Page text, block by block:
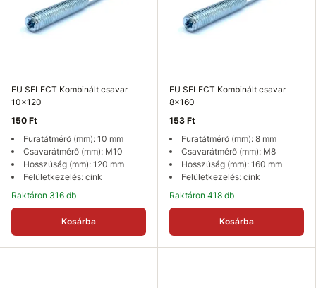
EU SELECT Kombinált csavar
10x120
150 Ft
Furatátmérő (mm): 10 mm
Csavarátmérő (mm): M10
Hosszúság (mm): 120 mm
Felületkezelés: cink
Raktáron 316 db
Kosárba
EU SELECT Kombinált csavar
8x160
153 Ft
Furatátmérő (mm): 8 mm
Csavarátmérő (mm): M8
Hosszúság (mm): 160 mm
Felületkezelés: cink
Raktáron 418 db
Kosárba